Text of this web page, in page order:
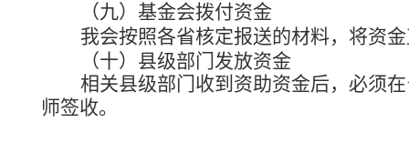
（九）基金会拨付资金
我会按照各省核定报送的材料，将资
（十）县级部门发放资金
相关县级部门收到资助资金后，必须在
师签收。